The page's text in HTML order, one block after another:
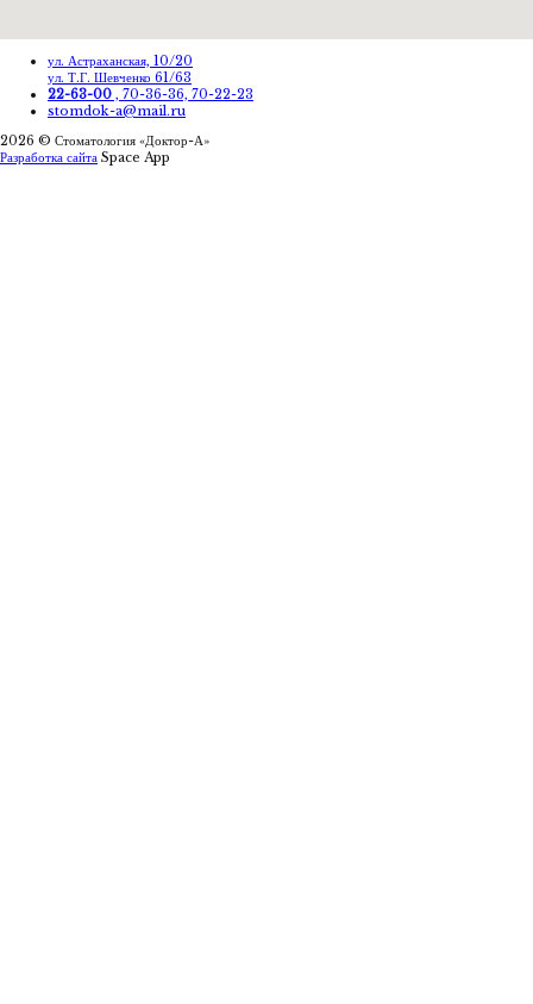
ул. Астраханская, 10/20
ул. Т.Г. Шевченко 61/63
22-63-00 , 70-36-36, 70-22-23
stomdok-a@mail.ru
2026 © Стоматология «Доктор-А»
Разработка сайта Space App